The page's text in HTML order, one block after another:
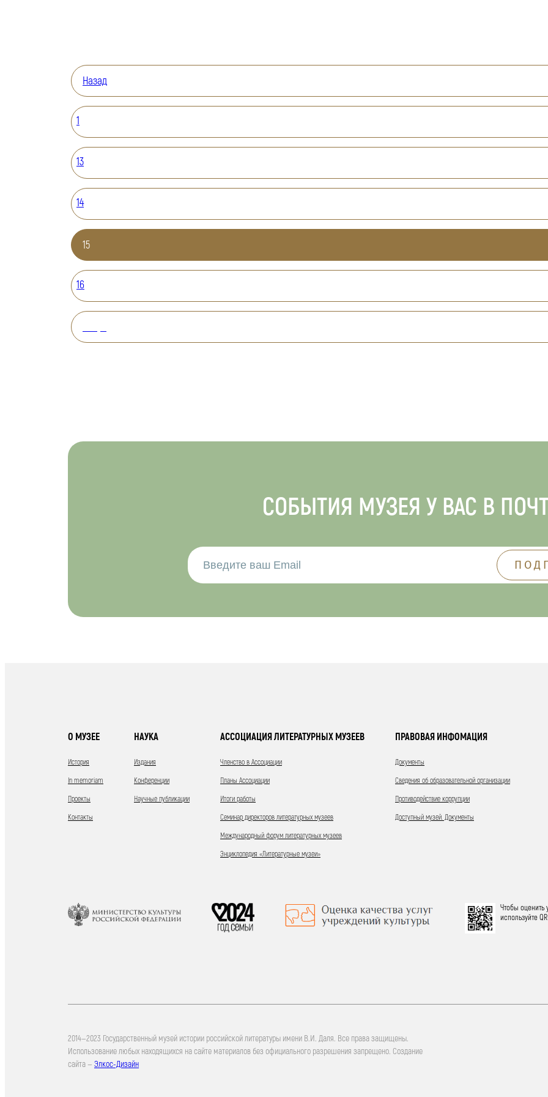
Назад
1
13
14
15
16
СОБЫТИЯ МУЗЕЯ У ВАС В
О МУЗЕЕ
История
In memoriam
Проекты
Контакты
НАУКА
Издания
Конференции
Научные публикации
АССОЦИАЦИЯ ЛИТЕРАТУРНЫХ МУЗЕЕВ
Членство в Ассоциации
Планы Ассоциации
Итоги работы
Семинар директоров литературных музеев
Международный форум литературных музеев
Энциклопедия «Литературные музеи»
ПРАВОВАЯ ИНФОМАЦИЯ
Документы
Сведения об образовательной организации
Противодействие коррупции
Доступный музей. Документы
Чтобы оценить
используйте
2014—2023 Государственный музей истории российской литературы имени В.И. Даля. Все права защищены.
Использование любых находящихся на сайте материалов без официального разрешения запрещено. Создание
сайта — Элкос-Дизайн